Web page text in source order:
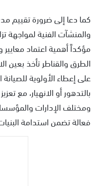
كما دعا إلى ضرورة تقييم
والمنشآت الفنية لمواجهة
مؤكداً أهمية اعتماد
الطرق والقناطر تأخذ بعين
على إعطاء الأولوية
بالتدهور أو الانهيار، مع
ومختلف الإدارات
فعالة تضمن استدامة